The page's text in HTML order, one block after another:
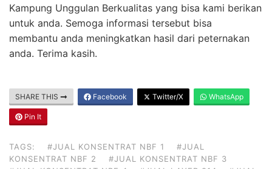
Kampung Unggulan Berkualitas yang bisa kami berikan
untuk anda. Semoga informasi tersebut bisa
membantu anda meningkatkan hasil dari peternakan
anda. Terima kasih.
SHARE THIS Facebook Twitter/X WhatsApp
Pin It
TAGS: #JUAL KONSENTRAT NBF 1
#JUAL
KONSENTRAT NBF 2
#JUAL KONSENTRAT NBF 3